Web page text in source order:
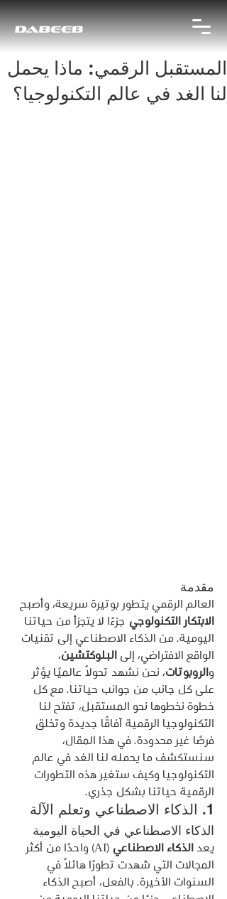
المستقبل الرقمي: ماذا يحمل
لنا الغد في عالم التكنولوجيا؟
مقدمة
العالم الرقمي يتطور بوتيرة سريعة، وأصبح
الابتكار التكنولوجي جزءًا لا يتجزأ من حياتنا
اليومية. من الذكاء الاصطناعي إلى تقنيات
الواقع الافتراضي، إلى البلوكتشين،
و الروبوتات، نحن نشهد تحولًا عالميًا يؤثر
على كل جانب من جوانب حياتنا. مع كل
خطوة نخطوها نحو المستقبل، تفتح لنا
التكنولوجيا الرقمية آفاقًا جديدة وتخلق
فرصًا غير محدودة. في هذا المقال،
سنستكشف ما يحمله لنا الغد في عالم
التكنولوجيا وكيف ستغير هذه التطورات
الرقمية حياتنا بشكل جذري.
1. الذكاء الاصطناعي وتعلم الآلة
الذكاء الاصطناعي في الحياة اليومية
يعد الذكاء الاصطناعي
(AI) واحدًا من أكثر
المجالات التي شهدت تطورًا هائلًا في
السنوات الأخيرة. بالفعل، أصبح الذكاء